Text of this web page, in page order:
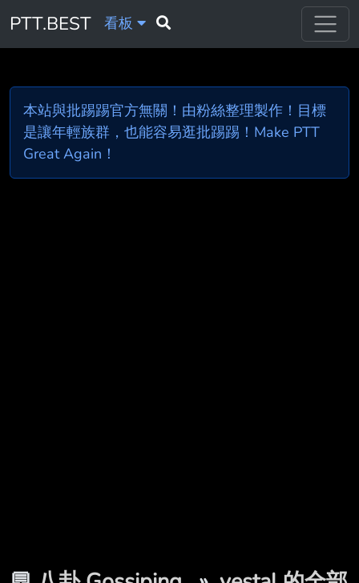
PTT.BEST 看板
本站與批踢踢官方無關！由粉絲整理製作！目標
是讓年輕族群，也能容易逛批踢踢！Make PTT
Great Again！